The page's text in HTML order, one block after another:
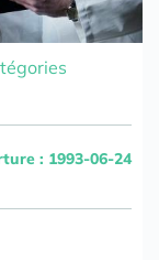
: 1993-06-24